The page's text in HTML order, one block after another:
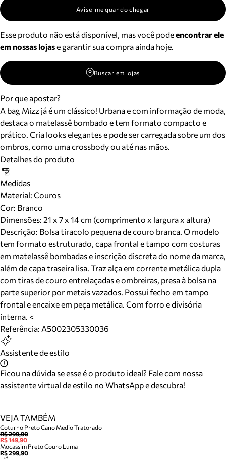
Avise-me quando chegar
Esse produto não está disponível, mas você podeencontrar ele
em nossas lojase garantir sua compra ainda hoje.
Buscar em lojas
Por que apostar?
A bag Mizz já é um clássico! Urbana e com informação de moda,
destaca o matelassê bombado e tem formato compacto e
prático. Cria looks elegantes e pode ser carregada sobre um dos
ombros, como uma crossbody ou até nas mãos.
Detalhes do produto
Medidas
Material: Couros
Cor: Branco
Dimensões: 21 x 7 x 14 cm (comprimento x largura x altura)
Descrição: Bolsa tiracolo pequena de couro branca. O modelo
tem formato estruturado, capa frontal e tampo com costuras
em matelassê bombadas e inscrição discreta do nome da marca,
além de capa traseira lisa. Traz alça em corrente metálica dupla
com tiras de couro entrelaçadas e ombreiras, presa à bolsa na
parte superior por metais vazados. Possui fecho em tampo
frontal e encaixe em peça metálica. Com forro e divisória
interna. <
Referência: A5002305330036
Assistente de estilo
Ficou na dúvida se esse é o produto ideal? Fale com nossa
assistente virtual de estilo no WhatsApp e descubra!
VEJA TAMBÉM
Coturno Preto Cano Medio Tratorado
R$ 299,90
R$ 149,90
Mocassim Preto Couro Luma
R$ 299,90